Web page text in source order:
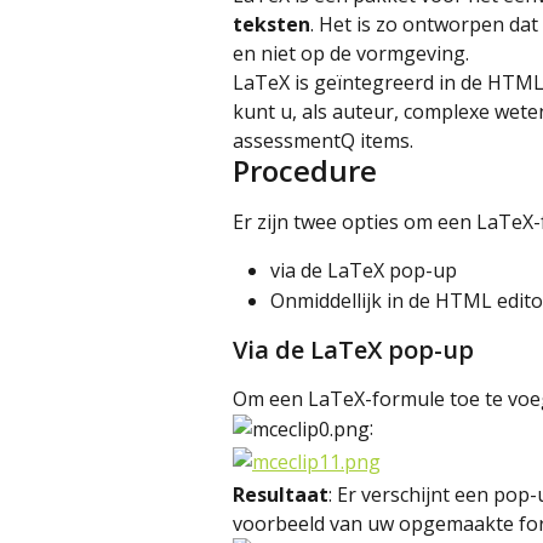
teksten. Het is zo ontworpen
en niet op de vormgeving.
LaTeX is geïntegreerd in de
kunt u, als auteur, complexe
assessmentQ items.
Procedure
Er zijn twee opties om een
via de LaTeX pop-up
Onmiddellijk in de HTML
Via de LaTeX pop-up
Om een LaTeX-formule toe te
:
Resultaat: Er verschijnt een
voorbeeld van uw opgemaakte